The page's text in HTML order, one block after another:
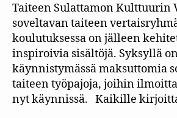
Taiteen Sulattamon Kulttuurin
soveltavan taiteen
koulutuksessa on jälleen
inspiroivia sisältöjä. Syksyllä
käynnistymässä maksuttomia
taiteen työpajoja, joihin
nyt käynnissä. Kaikille